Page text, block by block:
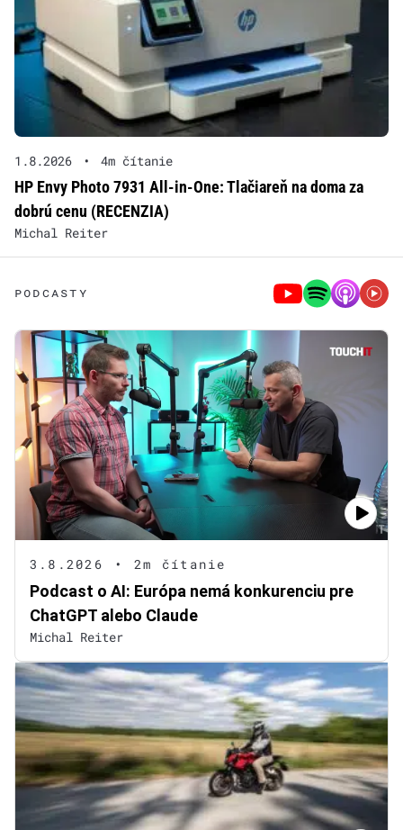
1.8.2026 • 4m čítanie
HP Envy Photo 7931 All-in-One: Tlačiareň na doma za
dobrú cenu (RECENZIA)
Michal Reiter
PODCASTY
3.8.2026 • 2m čítanie
Podcast o AI: Európa nemá konkurenciu pre
ChatGPT alebo Claude
Michal Reiter